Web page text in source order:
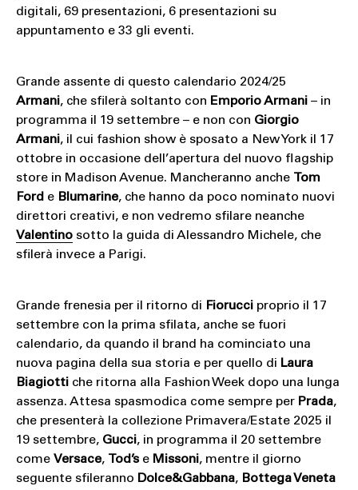
digitali, 69 presentazioni, 6 presentazioni su
appuntamento e 33 gli eventi.
Grande assente di questo calendario 2024/25
Armani, che sfilerà soltanto con Emporio Armani – in
programma il 19 settembre – e non con Giorgio
Armani, il cui fashion show è sposato a New York il 17
ottobre in occasione dell’apertura del nuovo flagship
store in Madison Avenue. Mancheranno anche
Tom
Ford e Blumarine, che hanno da poco nominato nuovi
direttori creativi, e non vedremo sfilare neanche
Valentinosotto la guida di Alessandro Michele, che
sfilerà invece a Parigi.
Grande frenesia per il ritorno di Fiorucciproprio il 17
settembre con la prima sfilata, anche se fuori
calendario, da quando il brand ha cominciato una
nuova pagina della sua storia e per quello di Laura
Biagiotti che ritorna alla Fashion Week dopo una lunga
assenza. Attesa spasmodica come sempre per Prada,
che presenterà la collezione Primavera/Estate 2025 il
19 settembre, Gucci, in programma il 20 settembre
come Versace, Tod’se Missoni, mentre il giorno
seguente sfileranno Dolce&Gabbana, Bottega Veneta